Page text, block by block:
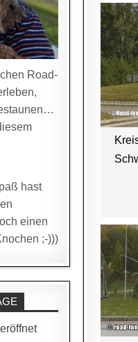
Road-
hast
einen
;-)))